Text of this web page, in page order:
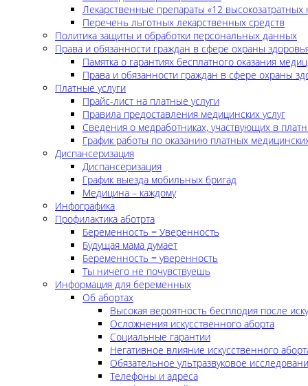
Лекарственные препараты «12 высокозатратных
Перечень льготных лекарственных средств
Политика защиты и обработки персональных данных
Права и обязанности граждан в сфере охраны
Памятка о гарантиях бесплатного оказания
Права и обязанности граждан в сфере охраны
Платные услуги
Прайс-лист на платные услуги
Правила предоставления медицинских услуг
Сведения о медработниках, участвующих в
График работы по оказанию платных
Диспансеризация
Диспансеризация
График выезда мобильных бригад
Медицина – каждому
Инфографика
Профилактика аботрта
Беременность = Уверенность
Будущая мама думает
Беременность = уверенность
Ты ничего не почувствуешь
Информация для беременных
Об абортах
Высокая вероятность бесплодия после
Осложнения искусственного аборта
Социальные гарантии
Негативное влияние искусственного
Обязательное ультразвуковое
Телефоны и адреса